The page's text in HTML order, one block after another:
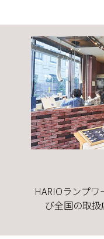
HARIOランプ
び全国の取扱